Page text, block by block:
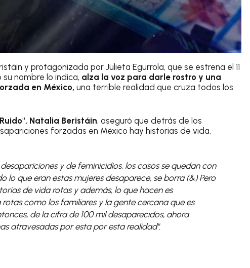
y protagonizada por Julieta Egurrola, que se estrena el 11
nombre lo indica, alza la voz para darle rostro y una
en México, una terrible realidad que cruza todos los
Natalia Beristáin, aseguró que detrás de los
forzadas en México hay historias de vida.
y de feminicidios, los casos se quedan con
lo que eran estas mujeres desaparece, se borra (&) Pero
de vida rotas y además, lo que hacen es
como los familiares y la gente cercana que es
de la cifra de 100 mil desaparecidos, ahora
atravesadas por esta por esta realidad".